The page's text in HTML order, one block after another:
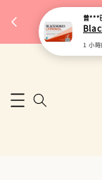
🎉 77曾***
1 小時